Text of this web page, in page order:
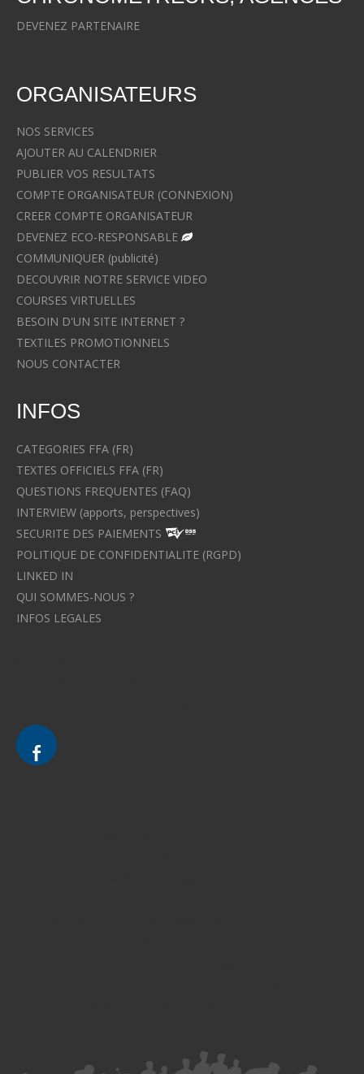
DEVENEZ PARTENAIRE
ORGANISATEURS
NOS SERVICES
AJOUTER AU CALENDRIER
PUBLIER VOS RESULTATS
COMPTE ORGANISATEUR (CONNEXION)
CREER COMPTE ORGANISATEUR
DEVENEZ ECO-RESPONSABLE
COMMUNIQUER (publicité)
DECOUVRIR NOTRE SERVICE VIDEO
COURSES VIRTUELLES
BESOIN D'UN SITE INTERNET ?
TEXTILES PROMOTIONNELS
NOUS CONTACTER
INFOS
CATEGORIES FFA (FR)
TEXTES OFFICIELS FFA (FR)
QUESTIONS FREQUENTES (FAQ)
INTERVIEW (apports, perspectives)
SECURITE DES PAIEMENTS
POLITIQUE DE CONFIDENTIALITE (RGPD)
LINKED IN
QUI SOMMES-NOUS ?
INFOS LEGALES